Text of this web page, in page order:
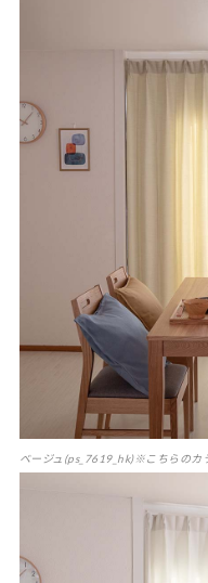
ベージュ(ps_7619_hk)※こちらのカ